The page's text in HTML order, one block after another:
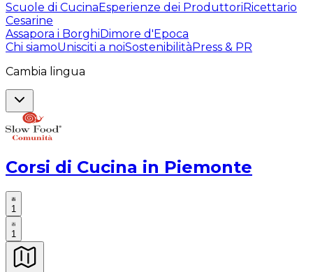
Scuole di CucinaEsperienze dei ProduttoriRicettario
Cesarine
Assapora i BorghiDimore d'Epoca
Chi siamoUnisciti a noiSostenibilitàPress & PR
Cambia lingua
Corsi di Cucina in Piemonte
1
1